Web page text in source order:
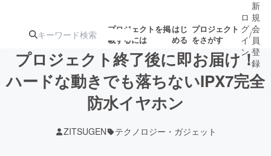
プロジェクトを掲
載するには
はじ
める
プロジェクト
をさがす
注目の新着プロ募集終了が近いプ
ロ
グ
イ
ン
/
新
規
会
員
登
録
プロジェクト終了後に即お届け！
ハードな動きでも落ちないIPX7完全
防水イヤホン
ZITSUGEN テクノロジー・ガジェット